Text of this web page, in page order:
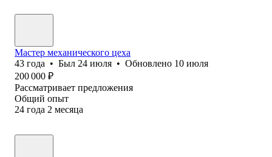
Мастер механического цеха
43 года • Был 24 июля • Обновлено 10 июля
200 000 ₽
Рассматривает предложения
Общий опыт
24 года 2 месяца